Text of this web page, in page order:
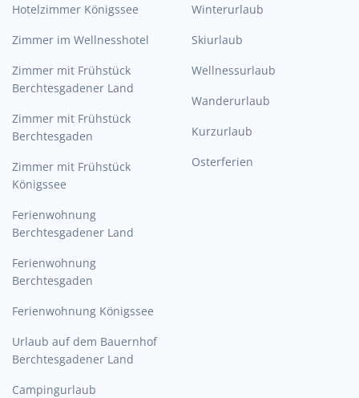
Hotelzimmer Königssee
Zimmer im Wellnesshotel
Zimmer mit Frühstück
Berchtesgadener Land
Zimmer mit Frühstück
Berchtesgaden
Zimmer mit Frühstück
Königssee
Ferienwohnung
Berchtesgadener Land
Ferienwohnung
Berchtesgaden
Ferienwohnung Königssee
Urlaub auf dem Bauernhof
Berchtesgadener Land
Campingurlaub
Winterurlaub
Skiurlaub
Wellnessurlaub
Wanderurlaub
Kurzurlaub
Osterferien